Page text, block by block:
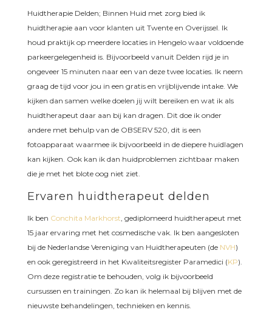
Huidtherapie Delden; Binnen Huid met zorg bied ik
huidtherapie aan voor klanten uit Twente en Overijssel. Ik
houd praktijk op meerdere locaties in Hengelo waar voldoende
parkeergelegenheid is. Bijvoorbeeld vanuit Delden rijd je in
ongeveer 15 minuten naar een van deze twee locaties. Ik neem
graag de tijd voor jou in een gratis en vrijblijvende intake. We
kijken dan samen welke doelen jij wilt bereiken en wat ik als
huidtherapeut daar aan bij kan dragen. Dit doe ik onder
andere met behulp van de OBSERV 520, dit is een
fotoapparaat waarmee ik bijvoorbeeld in de diepere huidlagen
kan kijken. Ook kan ik dan huidproblemen zichtbaar maken
die je met het blote oog niet ziet.
Ervaren huidtherapeut delden
Ik ben Conchita Markhorst, gediplomeerd huidtherapeut met
15 jaar ervaring met het cosmedische vak. Ik ben aangesloten
bij de Nederlandse Vereniging van Huidtherapeuten (de NVH)
en ook geregistreerd in het Kwaliteitsregister Paramedici (KP).
Om deze registratie te behouden, volg ik bijvoorbeeld
cursussen en trainingen. Zo kan ik helemaal bij blijven met de
nieuwste behandelingen, technieken en kennis.